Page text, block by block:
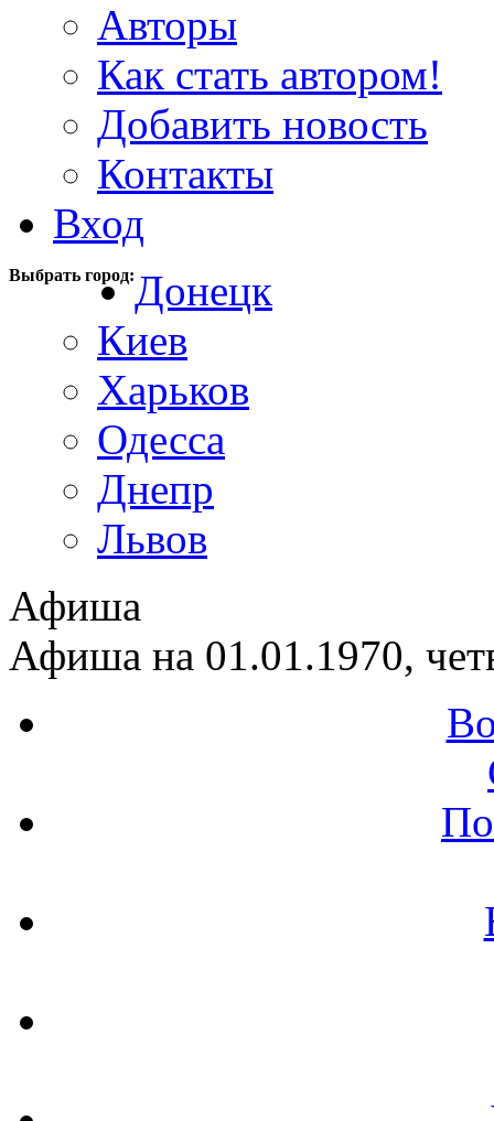
Авторы
Как стать автором!
Добавить новость
Контакты
Вход
Выбрать город:Донецк
Киев
Харьков
Одесса
Днепр
Львов
Афиша
Афиша на 01.01.1970,